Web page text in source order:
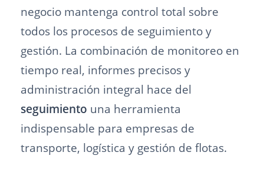
negocio mantenga control total sobre
todos los procesos de seguimiento y
gestión. La combinación de monitoreo en
tiempo real, informes precisos y
administración integral hace del
seguimiento una herramienta
indispensable para empresas de
transporte, logística y gestión de flotas.